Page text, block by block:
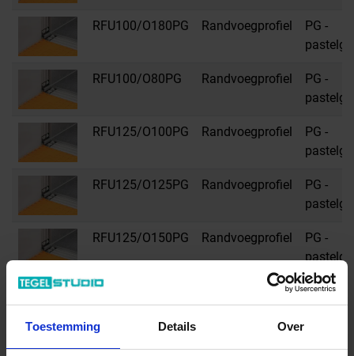
Toestemming Details Over
RFU100/O180PG Randvoegprofiel
PG -
RFU100/O80PG Randvoegprofiel
PG -
RFU125/O100PG Randvoegprofiel
PG -
RFU125/O125PG Randvoegprofiel
PG -
RFU125/O150PG Randvoegprofiel
PG -
RFU125/O180PG Randvoegprofiel
PG -